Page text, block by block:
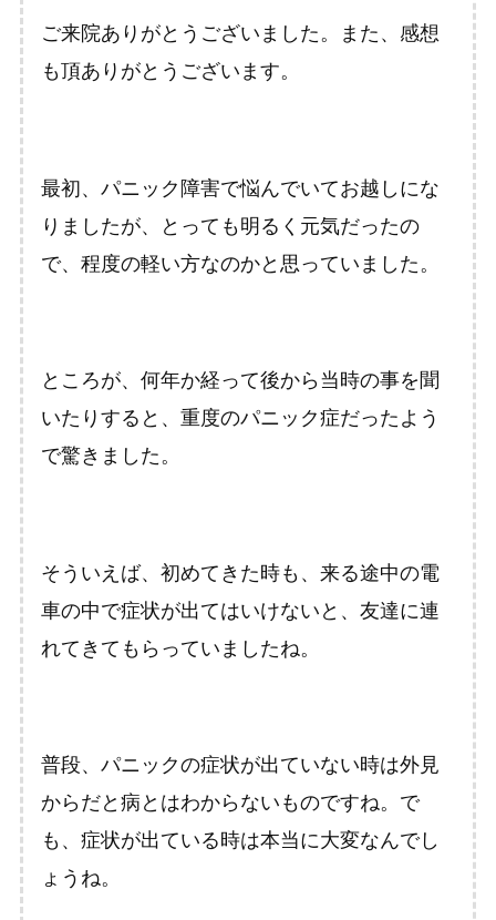
ご来院ありがとうございました。また、感想
も頂ありがとうございます。
最初、パニック障害で悩んでいてお越しにな
りましたが、とっても明るく元気だったの
で、程度の軽い方なのかと思っていました。
ところが、何年か経って後から当時の事を聞
いたりすると、重度のパニック症だったよう
で驚きました。
そういえば、初めてきた時も、来る途中の電
車の中で症状が出てはいけないと、友達に連
れてきてもらっていましたね。
普段、パニックの症状が出ていない時は外見
からだと病とはわからないものですね。で
も、症状が出ている時は本当に大変なんでし
ょうね。